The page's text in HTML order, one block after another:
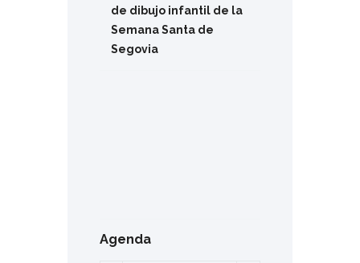
de dibujo infantil de la
Semana Santa de
Segovia
Agenda